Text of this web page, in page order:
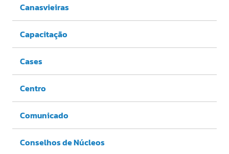
Canasvieiras
Capacitação
Cases
Centro
Comunicado
Conselhos de Núcleos